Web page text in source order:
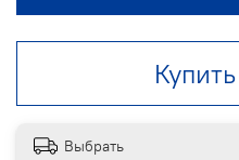
Выбрать